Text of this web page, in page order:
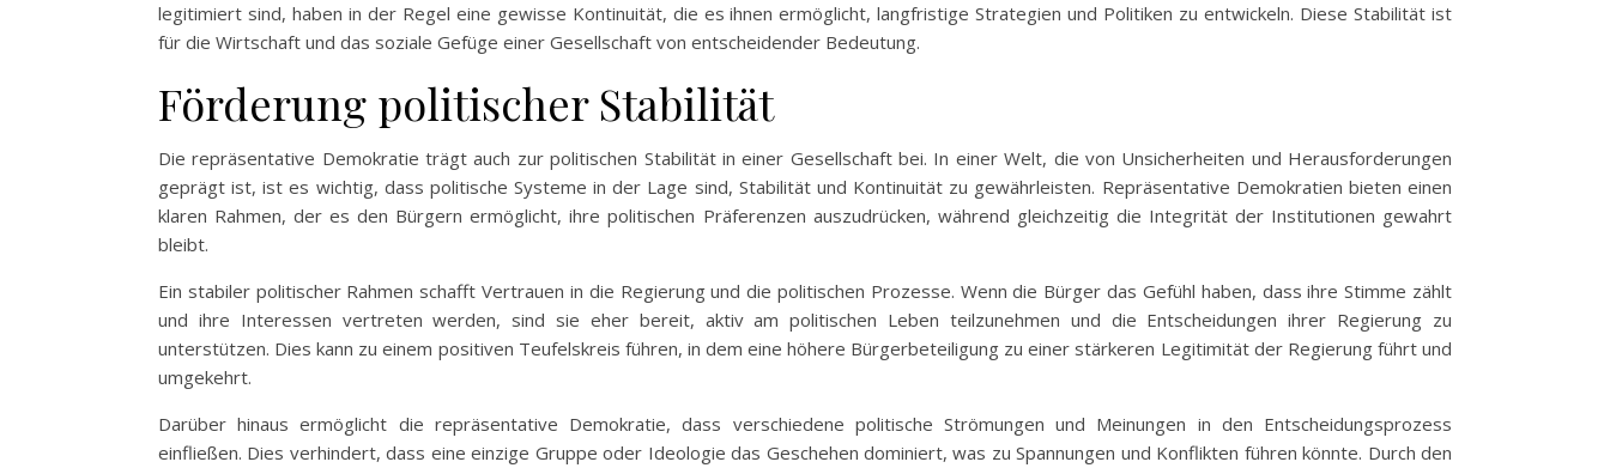
legitimiert sind, haben in der Regel eine gewisse Kontinuität, die es ihnen ermöglicht, langfristige Strategien und Politiken zu entwickeln. Diese Stabilität ist
für die Wirtschaft und das soziale Gefüge einer Gesellschaft von entscheidender Bedeutung.
Förderung politischer Stabilität
Die repräsentative Demokratie trägt auch zur politischen Stabilität in einer Gesellschaft bei. In einer Welt, die von Unsicherheiten und Herausforderungen
geprägt ist, ist es wichtig, dass politische Systeme in der Lage sind, Stabilität und Kontinuität zu gewährleisten. Repräsentative Demokratien bieten einen
klaren Rahmen, der es den Bürgern ermöglicht, ihre politischen Präferenzen auszudrücken, während gleichzeitig die Integrität der Institutionen gewahrt
bleibt.
Ein stabiler politischer Rahmen schafft Vertrauen in die Regierung und die politischen Prozesse. Wenn die Bürger das Gefühl haben, dass ihre Stimme zählt
und ihre Interessen vertreten werden, sind sie eher bereit, aktiv am politischen Leben teilzunehmen und die Entscheidungen ihrer Regierung zu
unterstützen. Dies kann zu einem positiven Teufelskreis führen, in dem eine höhere Bürgerbeteiligung zu einer stärkeren Legitimität der Regierung führt und
umgekehrt.
Darüber hinaus ermöglicht die repräsentative Demokratie, dass verschiedene politische Strömungen und Meinungen in den Entscheidungsprozess
einfließen. Dies verhindert, dass eine einzige Gruppe oder Ideologie das Geschehen dominiert, was zu Spannungen und Konflikten führen könnte. Durch den